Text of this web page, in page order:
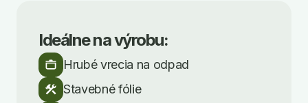
Ideálne na výrobu:
Hrubé vrecia na odpad
Stavebné fólie